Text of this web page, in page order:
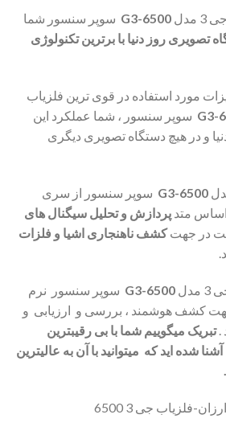
سوپر سنسور شما
تصویری روز دنیا با برترین تکنولوژی
مورد استفاده در قوی ترین فلزیاب
سوپر سنسور ، شما عملکرد این
و در هیچ دستگاه تصویری دیگری
سوپر سنسور از سری
متد پردازش و تحلیل سیگنال های
دقت در جهتکشف ناهنجاری اشیا و فلزات
سوپر سنسور
نرم
کشف هوشمند ، بررسی و ارزیابی و
.تبریک میگوییم شما با بی رقیبترین
شده اید که میتوانید با آن به عالیترین
فلزیاب جی 3 6500